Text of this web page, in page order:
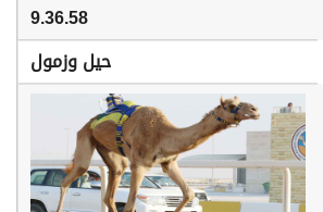
9.36.58
حيل وزمول